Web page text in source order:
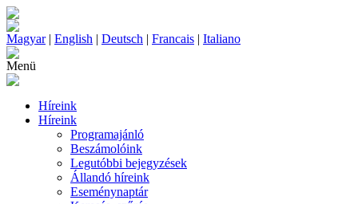
Magyar| English | Deutsch | Francais | Italiano
Menü
Híreink
Híreink
Programajánló
Beszámolóink
Legutóbbi bejegyzések
Állandó híreink
Eseménynaptár